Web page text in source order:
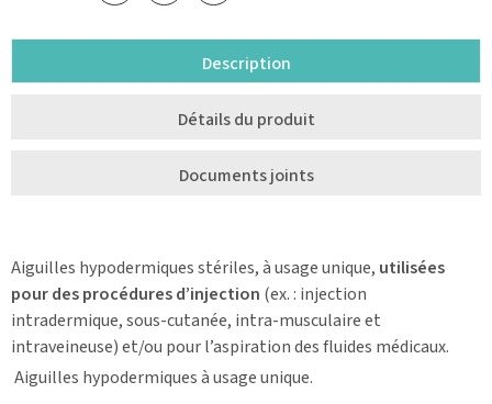
Description
Détails du produit
Documents joints
Aiguilles hypodermiques stériles, à usage unique, utilisées
pour des procédures d’injection (ex. : injection
intradermique, sous-cutanée, intra-musculaire et
intraveineuse) et/ou pour l’aspiration des fluides médicaux.
Aiguilles hypodermiques à usage unique.